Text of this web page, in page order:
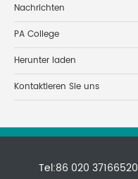
Nachrichten
PA College
Herunter laden
Kontaktieren Sie uns
Tel:86 020 37166520